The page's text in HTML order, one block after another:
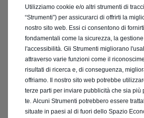
Utilizziamo cookie e/o altri strumenti di
“Strumenti”) per assicurarci di offrirti la
nostro sito web. Essi ci consentono di
fondamentali come la sicurezza, la
l'accessibilità. Gli Strumenti migliorano
attraverso varie funzioni come il
risultati di ricerca e, di conseguenza,
offriamo. Il nostro sito web potrebbe
terze parti per inviare pubblicità che sia più
te. Alcuni Strumenti potrebbero essere
situate in paesi al di fuori dello Spazio